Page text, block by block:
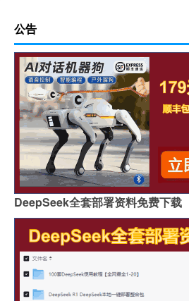
公告
DeepSeek全套部署资料免费下载